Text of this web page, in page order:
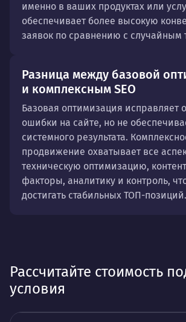
именно в ваших продуктах или
обеспечивает более высокую
заявок по сравнению с случайным
Разница между базовой
и комплексным SEO
Базовая оптимизация исправляет
ошибки на сайте, но не
системного результата.
продвижение охватывает все
техническую оптимизацию,
факторы, аналитику и контроль,
достигать стабильных ТОП-позиций.
Рассчитайте стоимость
условия